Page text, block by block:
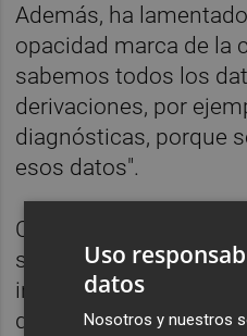
Además, ha
opacidad marca de la
sabemos todos los
derivaciones, por
diagnósticas, porque
esos datos".
Con todo ello,
sociedad valenciana
invierta y cuide la
que se pliegue ante
Uso
datos
Nosotros y nuestros